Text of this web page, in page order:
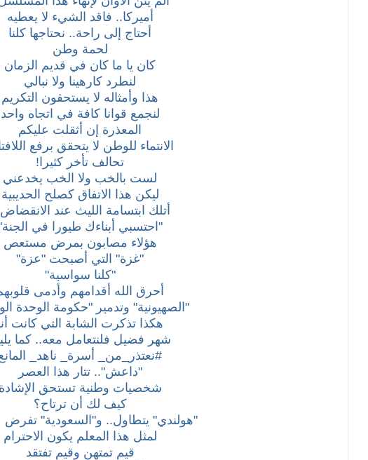
أميركا.. فاقد الشيء لا يعطيه
أحتاج إلى راحة.. نحتاجها كلنا
لحمة وطن
كان يا ما كان في قديم الزمان
لنطرد كارهينا ولا نبالي
هذا وأمثاله لا يستحقون التكريم
لنجمع قوانا كافة في اتجاه واحد
المعذرة إن أثقلت عليكم
الانتماء للوطن لا يتحقق برفع
تحالف تأخر كثيرا!
لست بالخب ولا الخب يخدعني
ليكن هذا الاتفاق كصلح الحديبية
أتلك ابتسامة الليث عند
"احتسبي أبناءك طيورا في
هؤلاء مصابون بمرض مستعص
"غزة" التي أصبحت "عزة"
"كلنا سواسية"
أحرق الله أقدامهم وأدمى
"الصهيونية" وتدمير "حكومة الوحدة
هكذا تذكرت الشابة التي كانت
شهر فضيل فلنتعامل معه.. كما
#نعتذر_من_ أسرة_ ناهد_
"داعش".. تتار هذا العصر
شخصيات وطنية تستحق الإشادة
كيف لك أن ترتاح؟
"هولندي" يتطاول.. و"السعودية" تفرض
لمثل هذا المعلم يكون الاحترام
قيم تمتهن وقيم تفتقد